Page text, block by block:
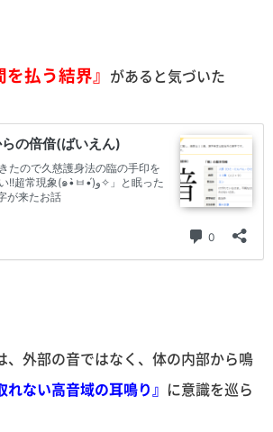
払う結界』 があると気づいた
、外部の音ではなく、体の内部から鳴
れない高音域の耳鳴り』 に意識を巡ら